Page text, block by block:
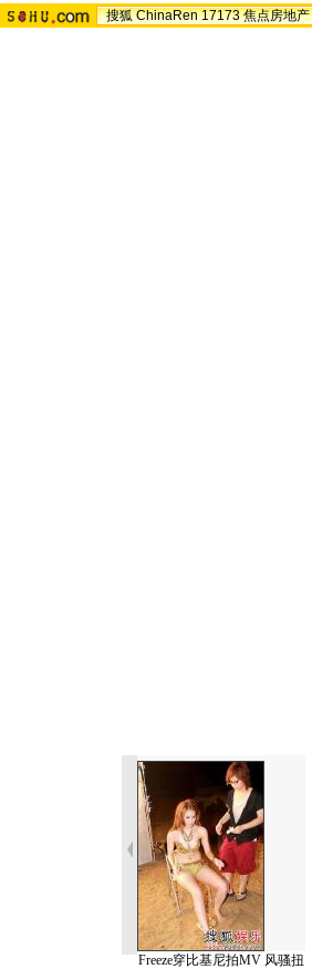
搜狐 ChinaRen 17173 焦点房地产
Freeze穿比基尼拍MV 风骚扭